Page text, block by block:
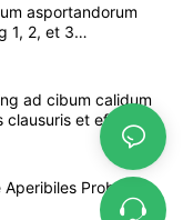
asportandorum
1, 2, et 3
aptatis.
ad cibum calidum
et effusis
Probatae